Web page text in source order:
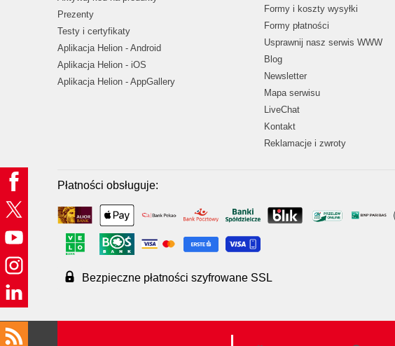
Prezenty
Testy i certyfikaty
Aplikacja Helion - Android
Aplikacja Helion - iOS
Aplikacja Helion - AppGallery
Formy i koszty wysyłki
Formy płatności
Usprawnij nasz serwis WWW
Blog
Newsletter
Mapa serwisu
LiveChat
Kontakt
Reklamacje i zwroty
Płatności obsługuje:
Bezpieczne płatności szyfrowane SSL